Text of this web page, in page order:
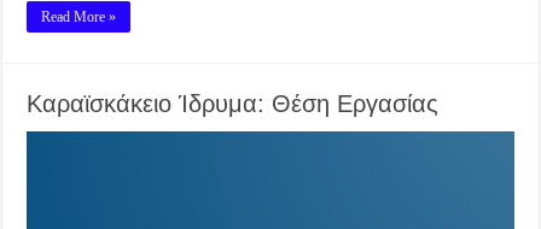
Read More »
Καραϊσκάκειο Ίδρυμα: Θέση Εργασίας